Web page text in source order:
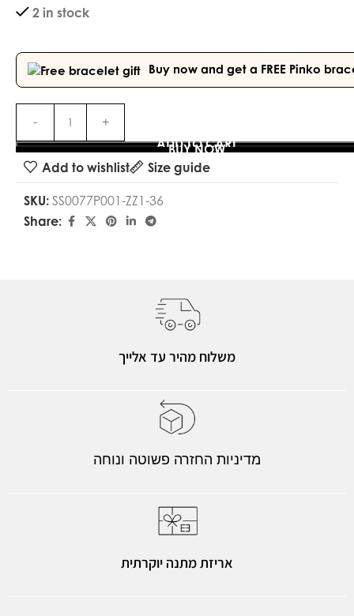
2 in stock
Buy now and get a FREE Pinko
ADD TO CART
BUY NOW
Add to wishlist
Size guide
SKU: SS0077P001-ZZ1-36
Share:
משלוח מהיר עד אלייך
מדיניות החזרה פשוטה ונוחה
אריזת מתנה יוקרתית